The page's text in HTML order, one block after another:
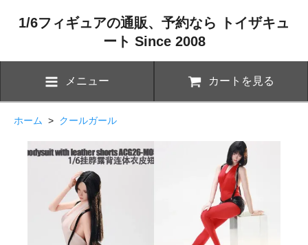
1/6フィギュアの通販、予約なら トイザキュ
ート Since 2008
メニュー カートを見る
ホーム > クールガール